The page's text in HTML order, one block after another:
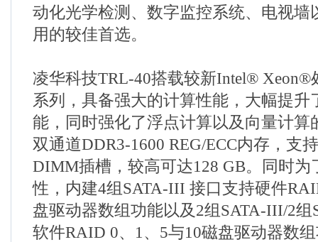
动化光学检测、数字监控系统、电视墙
用的较佳首选。
凌华科技TRL-40搭载较新Intel® Xeon®
系列，具备强大的计算性能，大幅提升
能，同时强化了浮点计算以及向量计算
双通道DDR3-1600 REG/ECC内存，支
DIMM插槽，较高可达128 GB。同时为
性，内建4组SATA-III 接口支持硬件
盘驱动器数组功能以及2组SATA-III/2
软件RAID 0、1、5与10磁盘驱动器数